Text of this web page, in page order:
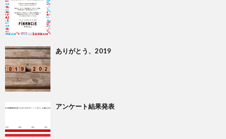
ありがとう、2019
アンケート結果発表